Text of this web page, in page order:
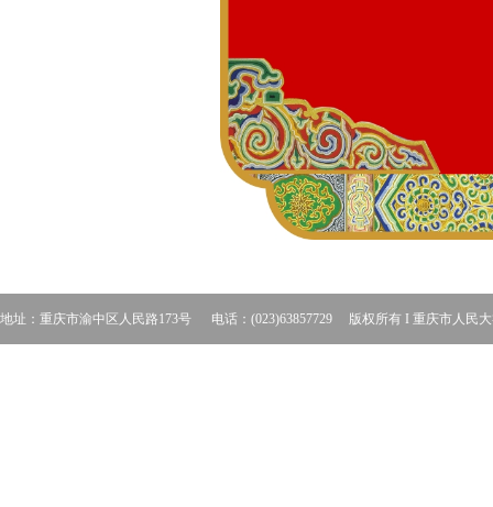
地址：重庆市渝中区人民路173号 电话：(023)63857729 版权所有 I 重庆市人民